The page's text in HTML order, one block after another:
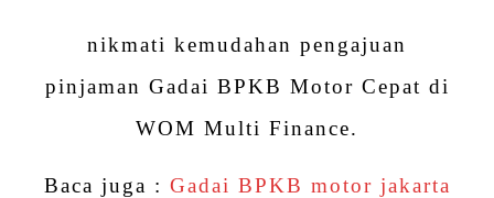
nikmati kemudahan pengajuan
pinjaman Gadai BPKB Motor Cepat di
WOM Multi Finance.
Baca juga : Gadai BPKB motor jakarta